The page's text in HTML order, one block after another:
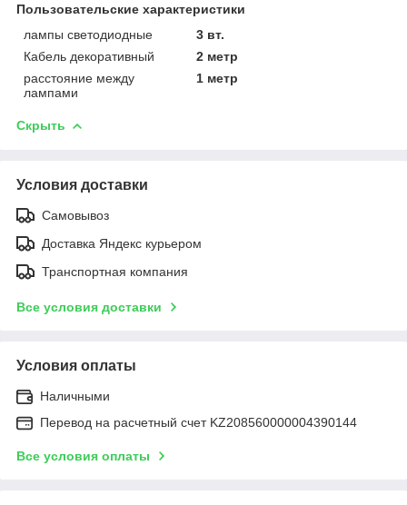
Пользовательские характеристики
лампы светодиодные
3 вт.
Кабель декоративный
2 метр
расстояние между
лампами
1 метр
Скрыть
Условия доставки
Самовывоз
Доставка Яндекс курьером
Транспортная компания
Все условия доставки
Условия оплаты
Наличными
Перевод на расчетный счет KZ208560000004390144
Все условия оплаты